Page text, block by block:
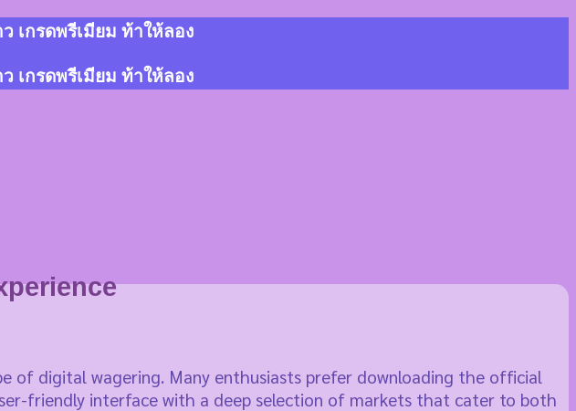
กรดพรีเมียม ท้าให้ลอง
กรดพรีเมียม ท้าให้ลอง
of digital wagering. Many enthusiasts prefer downloading the official
friendly interface with a deep selection of markets that cater to both